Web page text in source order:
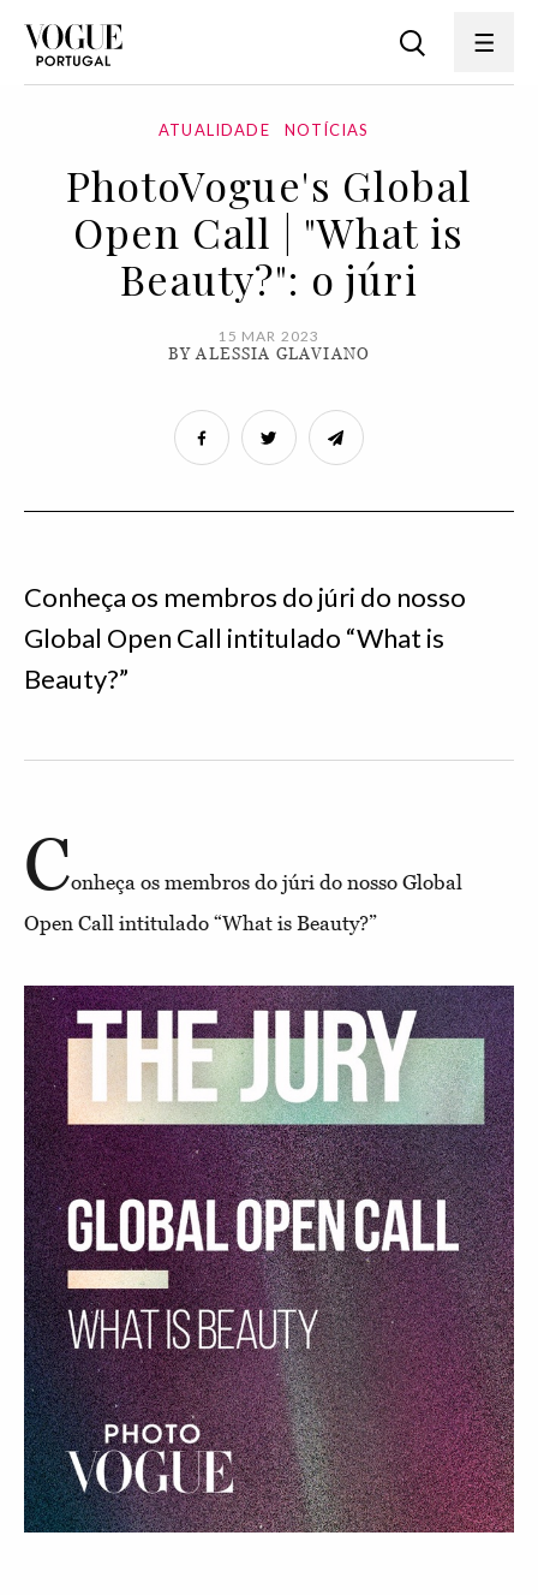
ATUALIDADE NOTÍCIAS
PhotoVogue's Global
Open Call | "What is
Beauty?": o júri
15 MAR 2023
BY ALESSIA GLAVIANO
Conheça os membros do júri do nosso
Global Open Call intitulado “What is
Beauty?”
Conheça os membros do júri do nosso Global
Open Call intitulado “What is Beauty?”